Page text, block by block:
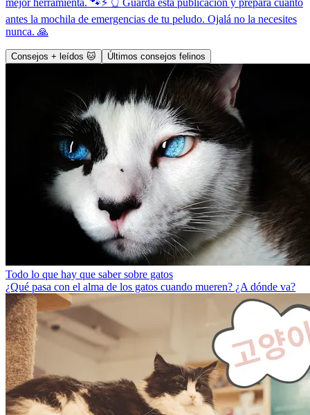
mejor herramienta. 🐾⚡ 👆 Guarda esta publicación y prepara cuanto
antes la mochila de emergencias de tu peludo. Ojalá no la necesites
nunca. 🙏
Consejos + leídos 🐱 Últimos consejos felinos
Todo lo que hay que saber sobre gatos
¿Qué pasa con el alma de los gatos cuando mueren? ¿A dónde va?